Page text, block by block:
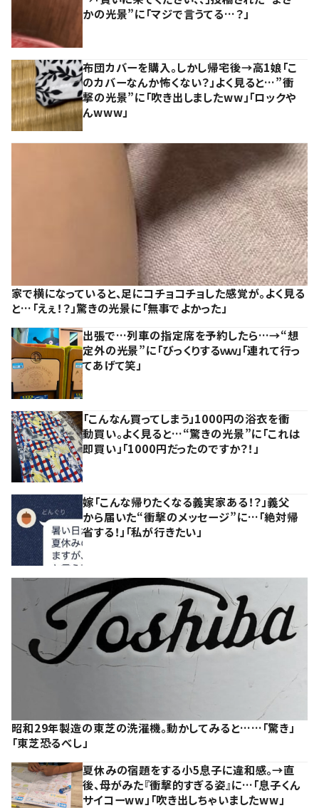
かの光景”に「マジで言うてる…？」
布団カバーを購入。しかし帰宅後→高1娘「こ
のカバーなんか怖くない？」よく見ると…”衝
撃の光景”に「吹き出しましたww」「ロックや
んwww」
家で横になっていると、足にコチョコチョした感覚が。よく見る
と…「えぇ！？」驚きの光景に「無事でよかった」
出張で…列車の指定席を予約したら…→“想
定外の光景”に「びっくりするｗｗ」「連れて行っ
てあげて笑」
「こんなん買ってしまう」1000円の浴衣を衝
動買い。よく見ると…“驚きの光景”に「これは
即買い」「1000円だったのですか？！」
嫁「こんな帰りたくなる義実家ある！？」義父
から届いた“衝撃のメッセージ”に…「絶対帰
省する！」「私が行きたい」
昭和29年製造の東芝の洗濯機。動かしてみると……「驚き」
「東芝恐るべし」
夏休みの宿題をする小5息子に違和感。→直
後、母がみた『衝撃的すぎる姿』に…「息子くん
サイコーww」「吹き出しちゃいましたww」